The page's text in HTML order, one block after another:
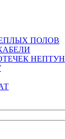
ПОЛОВ
НЕПТУН